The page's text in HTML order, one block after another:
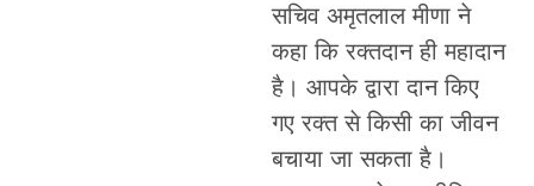
सचिव अमृतलाल मीणा ने
कहा कि रक्तदान ही महादान
है। आपके द्वारा दान किए
गए रक्त से किसी का जीवन
बचाया जा सकता है।